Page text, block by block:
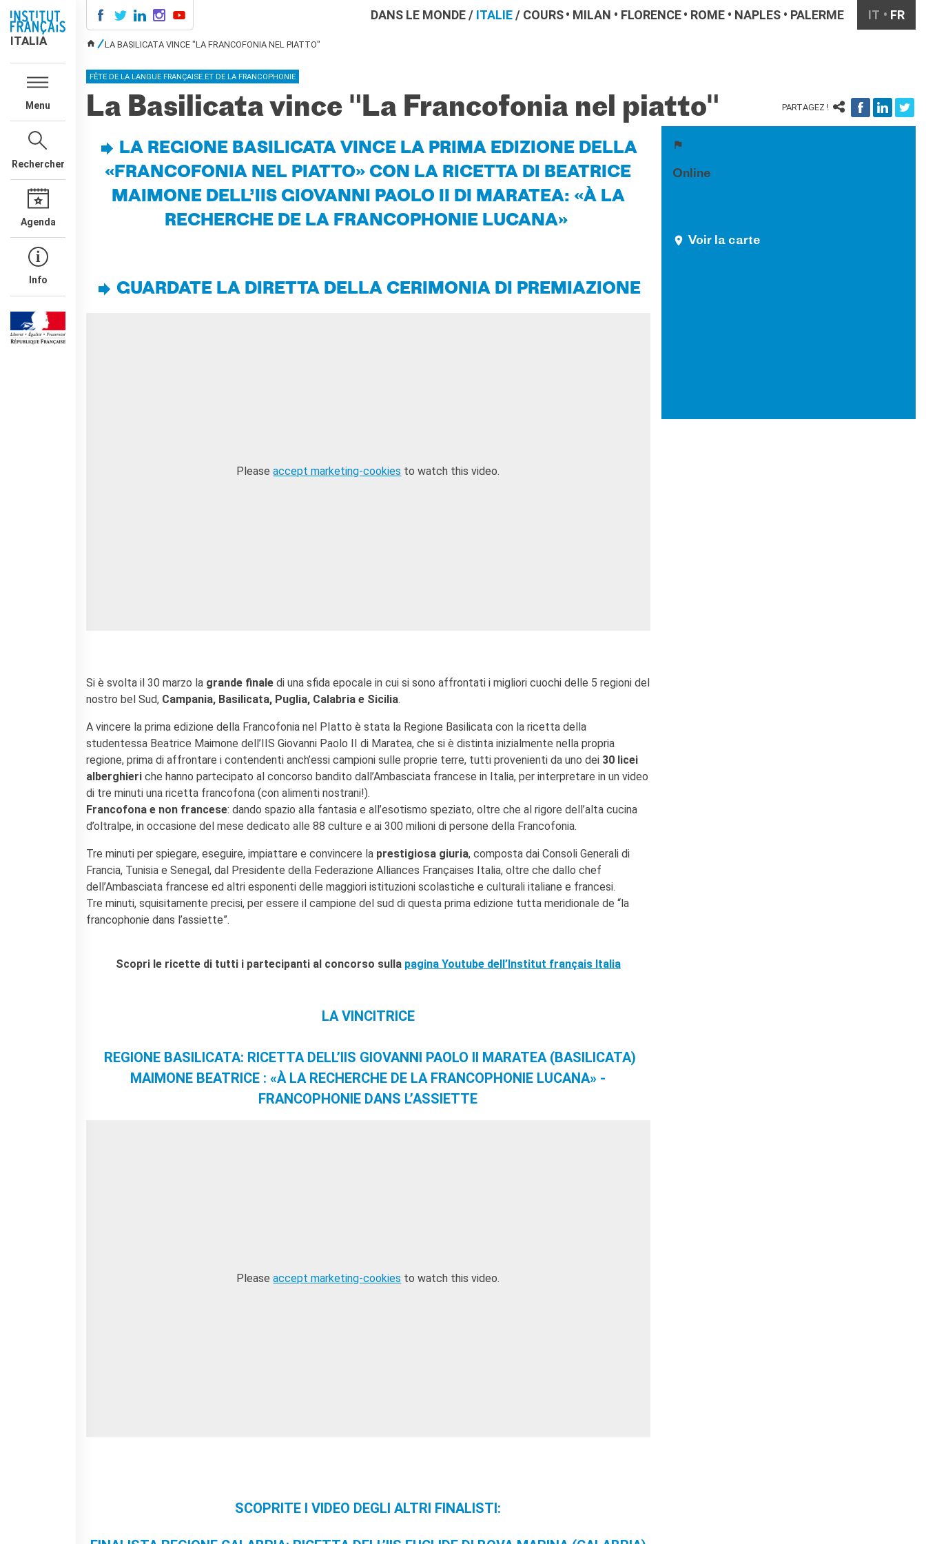
ITALIA
Menu
Rechercher
Agenda
Info
ITALIA
AGENDA
LE MONDE SCOLAIRE
Mobilità
Francofonia
Studenti
Formation professionnelle
Nouveau Grand Tour
Exaequa
NOS MÉCÈNES
Come sostenere
I Vantaggi
I nostri luoghi
I contatti
I nostri sostenitori
ARCHIVES
Dialoghi del Farnese
Farnèse à la page
Festa della musica
Incontro italo-francesi sul
mondo di domani
DANS LE MONDE/ ITALIE/ COURS MILAN FLORENCE ROME NAPLES PALERME IT FR
LA BASILICATA VINCE "LA FRANCOFONIA NEL PIATTO"
FÊTE DE LA LANGUE FRANÇAISE ET DE LA FRANCOPHONIE
La Basilicata vince "La Francofonia nel piatto" PARTAGEZ !
LA REGIONE BASILICATA VINCE LA PRIMA EDIZIONE DELLA
«FRANCOFONIA NEL PIATTO» CON LA RICETTA DI BEATRICE
MAIMONE DELL’IIS GIOVANNI PAOLO II DI MARATEA: «À LA
RECHERCHE DE LA FRANCOPHONIE LUCANA»
GUARDATE LA DIRETTA DELLA CERIMONIA DI PREMIAZIONE
Pleaseaccept marketing-cookies to watch this video.
Si è svolta il 30 marzo la grande finale di una sfida epocale in cui si sono affrontati i migliori cuochi delle 5 regioni del
nostro bel Sud, Campania, Basilicata, Puglia, Calabria e Sicilia.
A vincere la prima edizione della Francofonia nel PIatto è stata la Regione Basilicata con la ricetta della
studentessa Beatrice Maimone dell’IIS Giovanni Paolo II di Maratea, che si è distinta inizialmente nella propria
regione, prima di affrontare i contendenti anch’essi campioni sulle proprie terre, tutti provenienti da uno dei 30 licei
alberghieri che hanno partecipato al concorso bandito dall’Ambasciata francese in Italia, per interpretare in un video
di tre minuti una ricetta francofona (con alimenti nostrani!).
Francofona e non francese: dando spazio alla fantasia e all’esotismo speziato, oltre che al rigore dell’alta cucina
d’oltralpe, in occasione del mese dedicato alle 88 culture e ai 300 milioni di persone della Francofonia.
Tre minuti per spiegare, eseguire, impiattare e convincere la prestigiosa giuria, composta dai Consoli Generali di
Francia, Tunisia e Senegal, dal Presidente della Federazione Alliances Françaises Italia, oltre che dallo chef
dell’Ambasciata francese ed altri esponenti delle maggiori istituzioni scolastiche e culturali italiane e francesi.
Tre minuti, squisitamente precisi, per essere il campione del sud di questa prima edizione tutta meridionale de “la
francophonie dans l’assiette”.
Scopri le ricette di tutti i partecipanti al concorso sulla pagina Youtube dell’Institut français Italia
LA VINCITRICE
REGIONE BASILICATA: RICETTA DELL’IIS GIOVANNI PAOLO II MARATEA (BASILICATA)
MAIMONE BEATRICE : «À LA RECHERCHE DE LA FRANCOPHONIE LUCANA» -
FRANCOPHONIE DANS L’ASSIETTE
Pleaseaccept marketing-cookies to watch this video.
SCOPRITE I VIDEO DEGLI ALTRI FINALISTI:
Online
Voir la carte